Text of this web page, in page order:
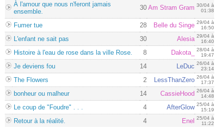
À l'amour que nous n'feront jamais
ensemble.
30 Am Stram Gram 30/04 à
01:38
Fumer tue 28 Belle du Singe 29/04 à
16:50
L'enfant ne sait pas 30 Alesia 29/04 à
16:40
Histoire à l'eau de rose dans la ville Rose. 8 Dakota_
28/04 à
19:47
Je deviens fou 14 LeDuc 26/04 à
23:14
The Flowers 2 LessThanZero 26/04 à
17:37
bonheur ou malheur 14 CassieHood 26/04 à
14:48
Le coup de "Foudre" . . . 4 AfterGlow 25/04 à
15:19
Retour à la réalité. 4 Enel
25/04 à
11:22